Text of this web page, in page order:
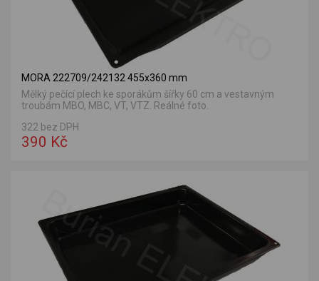
MORA 222709/242132 455x360 mm
Mělký pečící plech ke sporákům šířky 60 cm a vestavným
troubám MBO, MBC, VT, VTZ. Reálné foto.
322 bez DPH
390 Kč